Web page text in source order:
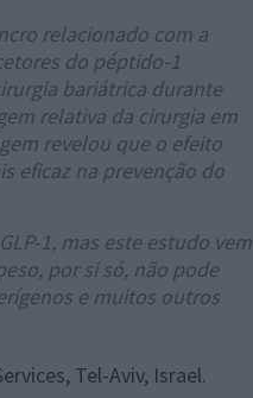
relacionado com a
do péptido-1
bariátrica durante
relativa da cirurgia em
revelou que o efeito
eficaz na prevenção do
1, mas este estudo vem
por si só, não pode
e muitos outros
Tel-Aviv, Israel.